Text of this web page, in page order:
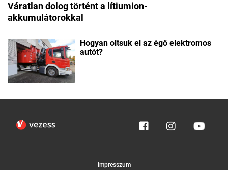
Váratlan dolog történt a lítiumion-
akkumulátorokkal
Hogyan oltsuk el az égő elektromos
autót?
Impresszum